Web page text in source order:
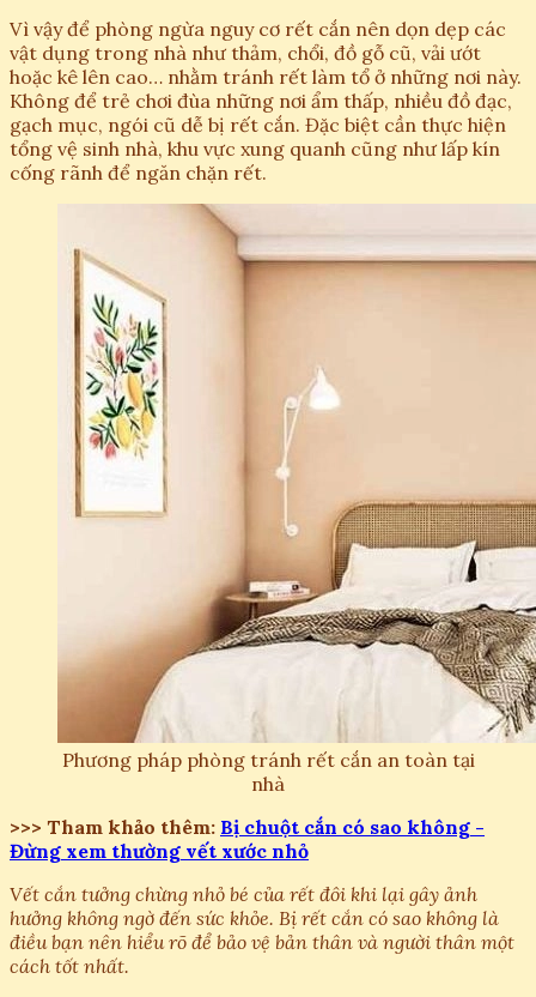
Vì vậy để phòng ngừa nguy cơ rết cắn nên dọn dẹp các
vật dụng trong nhà như thảm, chổi, đồ gỗ cũ, vải ướt
hoặc kê lên cao… nhằm tránh rết làm tổ ở những nơi này.
Không để trẻ chơi đùa những nơi ẩm thấp, nhiều đồ đạc,
gạch mục, ngói cũ dễ bị rết cắn. Đặc biệt cần thực hiện
tổng vệ sinh nhà, khu vực xung quanh cũng như lấp kín
cống rãnh để ngăn chặn rết.
Phương pháp phòng tránh rết cắn an toàn tại
nhà
>>> Tham khảo thêm: Bị chuột cắn có sao không -
Đừng xem thường vết xước nhỏ
Vết cắn tưởng chừng nhỏ bé của rết đôi khi lại gây ảnh
hưởng không ngờ đến sức khỏe. Bị rết cắn có sao không là
điều bạn nên hiểu rõ để bảo vệ bản thân và người thân một
cách tốt nhất.